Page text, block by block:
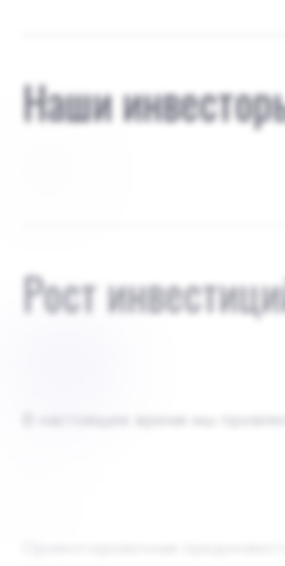
Наши
Рост
В настоящее время мы